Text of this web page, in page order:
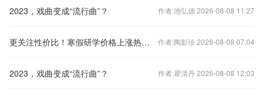
2023，戏曲变成“流行曲”？ 作者:池弘德 2026-08-08 11:27
更关注性价比！寒假研学价格上涨热度下降 作者:陶影珍 2026-08-08 07:04
2023，戏曲变成“流行曲”？ 作者:瞿清丹 2026-08-08 12:03